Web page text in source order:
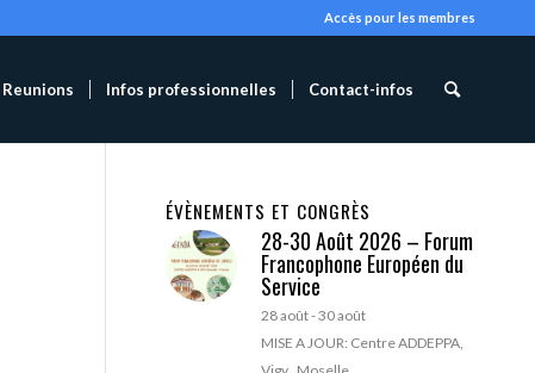
Accès pour les membres
Reunions Infos professionnelles Contact-infos
ÉVÈNEMENTS ET CONGRÈS
28-30 Août 2026 – Forum
Francophone Européen du
Service
28 août-30 août
MISE A JOUR: Centre ADDEPPA,